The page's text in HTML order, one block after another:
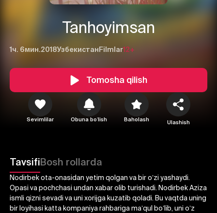
Tanhoyimsan
1ч. 6мин.2018Узбекистан Filmlar12+
Tomosha qilish
Sevimlilar Obuna boʻlish Baholash Ulashish
TavsifiBosh rollarda
Nodirbek ota-onasidan yetim qolgan va bir oʼzi yashaydi.
Opasi va pochchasi undan xabar olib turishadi. Nodirbek Аziza
ismli qizni sevadi va uni xorijga kuzatib qoladi. Bu vaqtda uning
bir loyihasi katta kompaniya rahbariga maʼqul boʼlib, uni oʼz
Yuborish
Bekor qilish Tizimga kirish